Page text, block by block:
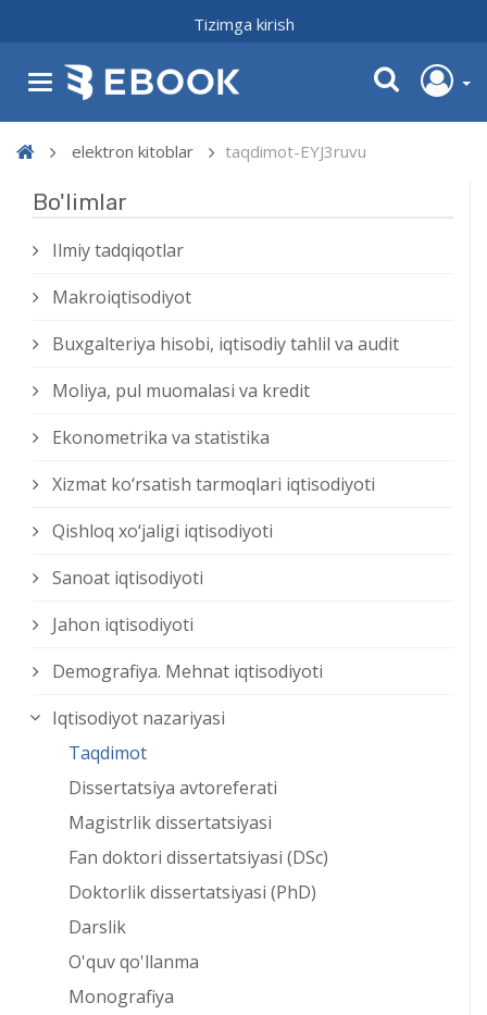
Tizimga kirish
elektron kitoblar taqdimot-EYJ3ruvu
Bo'limlar
Ilmiy tadqiqotlar
Makroiqtisodiyot
Buxgalteriya hisobi, iqtisodiy tahlil va audit
Moliya, pul muomalasi va kredit
Ekonometrika va statistika
Xizmat kо‘rsatish tarmoqlari iqtisodiyoti
Qishloq xо‘jaligi iqtisodiyoti
Sanoat iqtisodiyoti
Jahon iqtisodiyoti
Demografiya. Mehnat iqtisodiyoti
Iqtisodiyot nazariyasi
Taqdimot
Dissertatsiya avtoreferati
Magistrlik dissertatsiyasi
Fan doktori dissertatsiyasi (DSc)
Doktorlik dissertatsiyasi (PhD)
Darslik
O'quv qo'llanma
Monografiya